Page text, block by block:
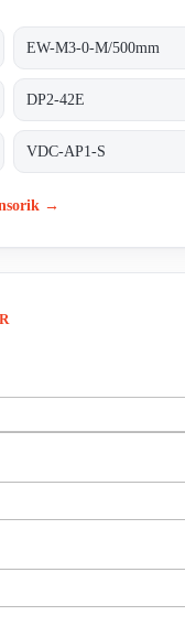
EW-M3-0-M/500mm
DP2-42E
VDC-AP1-S
→